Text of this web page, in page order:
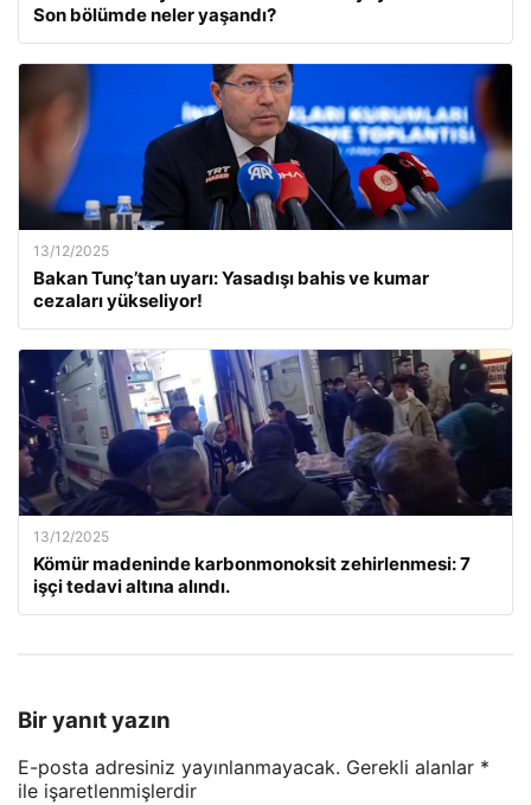
Son bölümde neler yaşandı?
13/12/2025
Bakan Tunç’tan uyarı: Yasadışı bahis ve kumar
cezaları yükseliyor!
13/12/2025
Kömür madeninde karbonmonoksit zehirlenmesi: 7
işçi tedavi altına alındı.
Bir yanıt yazın
E-posta adresiniz yayınlanmayacak. Gerekli alanlar *
ile işaretlenmişlerdir